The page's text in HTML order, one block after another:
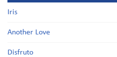
Iris
Another Love
Disfruto